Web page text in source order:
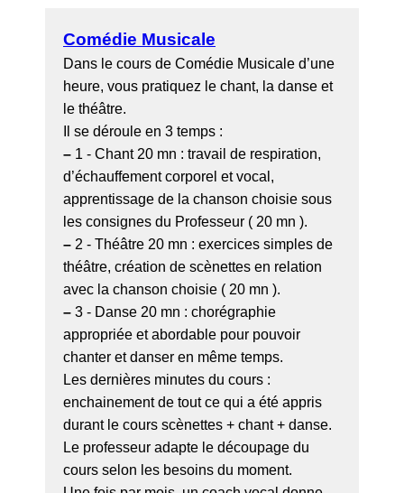
Comédie Musicale
Dans le cours de Comédie Musicale d’une
heure, vous pratiquez le chant, la danse et
le théâtre.
Il se déroule en 3 temps :
– 1 - Chant 20 mn : travail de respiration,
d’échauffement corporel et vocal,
apprentissage de la chanson choisie sous
les consignes du Professeur ( 20 mn ).
– 2 - Théâtre 20 mn : exercices simples de
théâtre, création de scènettes en relation
avec la chanson choisie ( 20 mn ).
– 3 - Danse 20 mn : chorégraphie
appropriée et abordable pour pouvoir
chanter et danser en même temps.
Les dernières minutes du cours :
enchainement de tout ce qui a été appris
durant le cours scènettes + chant + danse.
Le professeur adapte le découpage du
cours selon les besoins du moment.